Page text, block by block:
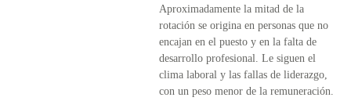
Aproximadamente la mitad de la
rotación se origina en personas que no
encajan en el puesto y en la falta de
desarrollo profesional. Le siguen el
clima laboral y las fallas de liderazgo,
con un peso menor de la remuneración.